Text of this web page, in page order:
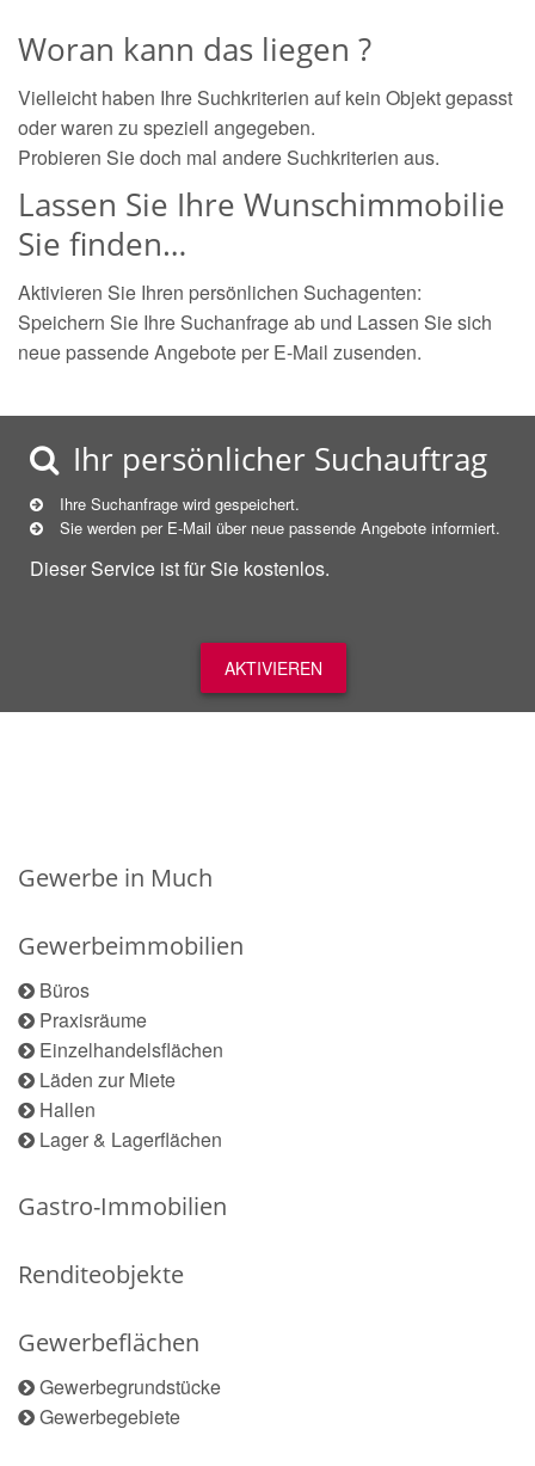
Woran kann das liegen ?
Vielleicht haben Ihre Suchkriterien auf kein Objekt gepasst
oder waren zu speziell angegeben.
Probieren Sie doch mal andere Suchkriterien aus.
Lassen Sie Ihre Wunschimmobilie
Sie finden…
Aktivieren Sie Ihren persönlichen Suchagenten:
Speichern Sie Ihre Suchanfrage ab und Lassen Sie sich
neue passende Angebote per E-Mail zusenden.
Ihr persönlicher Suchauftrag
Ihre Suchanfrage wird gespeichert.
Sie werden per E-Mail über neue passende Angebote informiert.
Dieser Service ist für Sie kostenlos.
AKTIVIEREN
Gewerbe in Much
Gewerbeimmobilien
Büros
Praxisräume
Einzelhandelsflächen
Läden zur Miete
Hallen
Lager & Lagerflächen
Gastro-Immobilien
Renditeobjekte
Gewerbeflächen
Gewerbegrundstücke
Gewerbegebiete